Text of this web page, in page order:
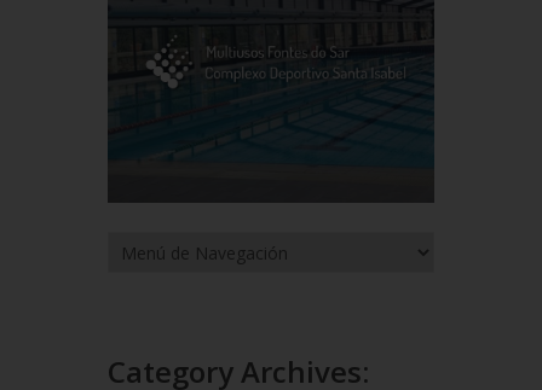
Category Archives: